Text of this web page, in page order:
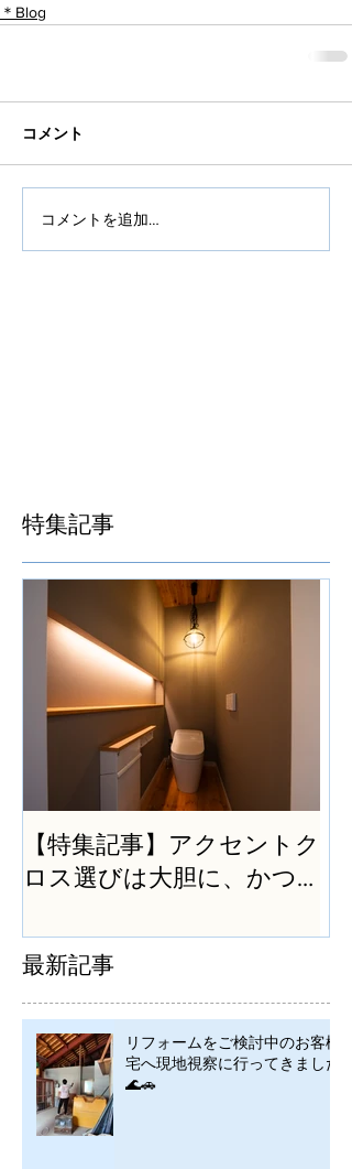
＊Blog
コメント
コメントを追加…
特集記事
【特集記事】アクセントク
ロス選びは大胆に、かつ
最新記事
リフォームをご検討中のお客様
宅へ現地視察に行ってきました
🌊🚗